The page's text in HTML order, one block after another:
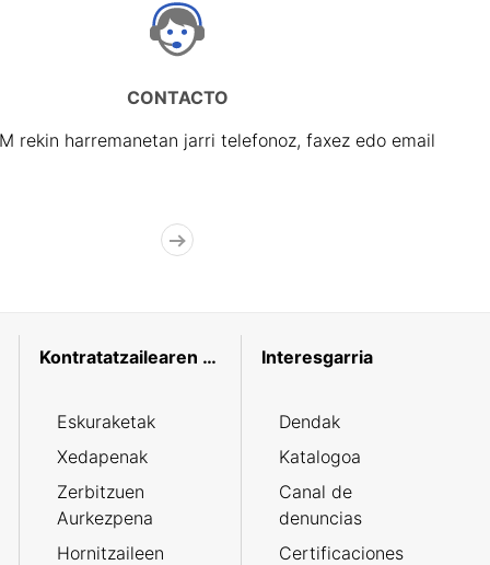
CONTACTO
rekin harremanetan jarri telefonoz, faxez edo email
Kontratatzailearen profila
Eskuraketak
Xedapenak
Zerbitzuen
Aurkezpena
Hornitzaileen
Interesgarria
Dendak
Katalogoa
Canal de
denuncias
Certificaciones